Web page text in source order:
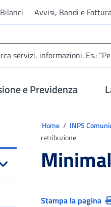
Avvisi, Bandi e
e Previdenza
Home INPS
retribuzione
Stampa la pagina